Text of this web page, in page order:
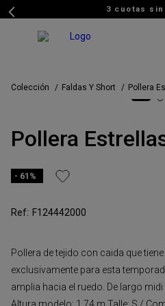
3 cuotas
Colección Faldas Y Short Pollera
Pollera
61%
F124442000
Pollera de tejido con caida que
exclusivamente para esta
amplia hacia el ruedo. De largo